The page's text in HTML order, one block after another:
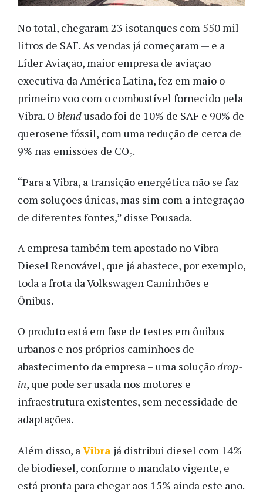
No total, chegaram 23 isotanques com 550 mil
litros de SAF. As vendas já começaram — e a
Líder Aviação, maior empresa de aviação
executiva da América Latina, fez em maio o
primeiro voo com o combustível fornecido pela
Vibra. O blendusado foi de 10% de SAF e 90% de
querosene fóssil, com uma redução de cerca de
9% nas emissões de CO₂.
“Para a Vibra, a transição energética não se faz
com soluções únicas, mas sim com a integração
de diferentes fontes,” disse Pousada.
A empresa também tem apostado no Vibra
Diesel Renovável, que já abastece, por exemplo,
toda a frota da Volkswagen Caminhões e
Ônibus.
O produto está em fase de testes em ônibus
urbanos e nos próprios caminhões de
abastecimento da empresa – uma soluçãodrop-
in, que pode ser usada nos motores e
infraestrutura existentes, sem necessidade de
adaptações.
Além disso, aVibra já distribui diesel com 14%
de biodiesel, conforme o mandato vigente, e
está pronta para chegar aos 15% ainda este ano.